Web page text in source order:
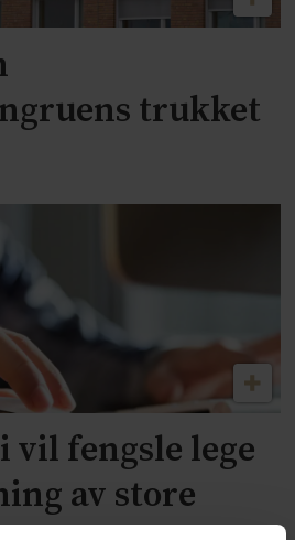
trukket
vil fengsle lege
av store